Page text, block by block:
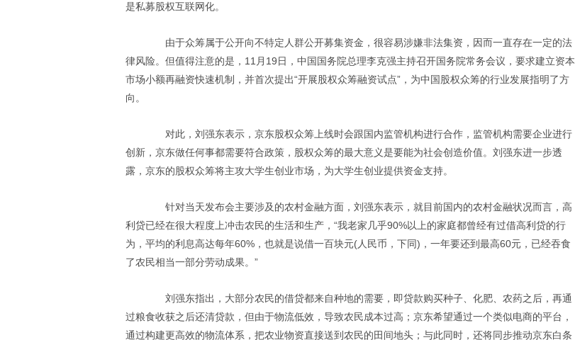
是私募股权互联网化。
由于众筹属于公开向不特定人群公开募集资金，很容易涉嫌非法集资，因而一直存在一定的法
律风险。但值得注意的是，11月19日，中国国务院总理李克强主持召开国务院常务会议，要求建立资本
市场小额再融资快速机制，并首次提出“开展股权众筹融资试点”，为中国股权众筹的行业发展指明了方
向。
对此，刘强东表示，京东股权众筹上线时会跟国内监管机构进行合作，监管机构需要企业进行
创新，京东做任何事都需要符合政策，股权众筹的最大意义是要能为社会创造价值。刘强东进一步透
露，京东的股权众筹将主攻大学生创业市场，为大学生创业提供资金支持。
针对当天发布会主要涉及的农村金融方面，刘强东表示，就目前国内的农村金融状况而言，高
利贷已经在很大程度上冲击农民的生活和生产，“我老家几乎90%以上的家庭都曾经有过借高利贷的行
为，平均的利息高达每年60%，也就是说借一百块元(人民币，下同)，一年要还到最高60元，已经吞食
了农民相当一部分劳动成果。”
刘强东指出，大部分农民的借贷都来自种地的需要，即贷款购买种子、化肥、农药之后，再通
过粮食收获之后还清贷款，但由于物流低效，导致农民成本过高；京东希望通过一个类似电商的平台，
通过构建更高效的物流体系，把农业物资直接送到农民的田间地头；与此同时，还将同步推动京东白条